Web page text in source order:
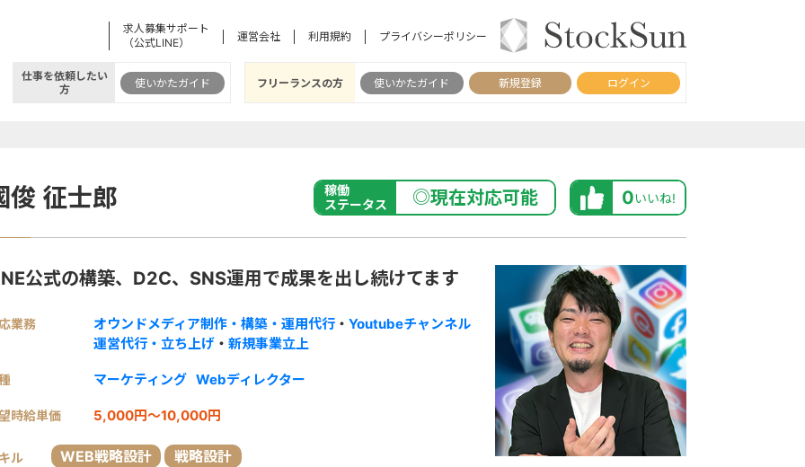
求人募集サポート
（公式LINE）
運営会社 利用規約 プライバシーポリシー
仕事を依頼したい
方
使いかたガイド フリーランスの方 使いかたガイド 新規登録 ログイン
俊 征士郎
稼働
ステータス
◎現在対応可能 0いいね!
公式の構築、D2C、SNS運用で成果を出し続けてます
業務 オウンドメディア制作・構築・運用代行 ・ Youtubeチャンネル
運営代行・立ち上げ ・ 新規事業立上
マーケティング Webディレクター
時給単価 5,000円～10,000円
ル WEB戦略設計 戦略設計